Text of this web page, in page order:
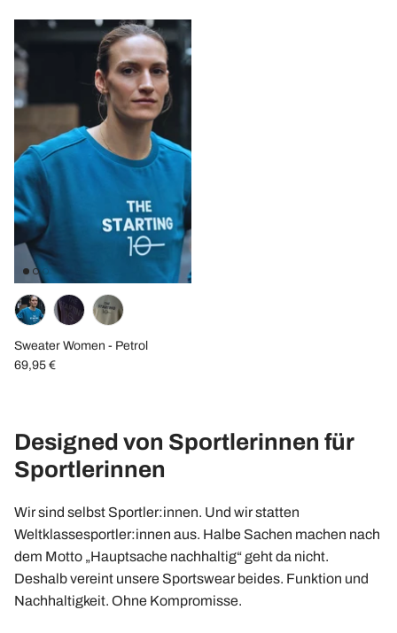
Sweater Women - Petrol
69,95 €
Designed von Sportlerinnen für
Sportlerinnen
Wir sind selbst Sportler:innen. Und wir statten
Weltklassesportler:innen aus. Halbe Sachen machen nach
dem Motto „Hauptsache nachhaltig“ geht da nicht.
Deshalb vereint unsere Sportswear beides. Funktion und
Nachhaltigkeit. Ohne Kompromisse.